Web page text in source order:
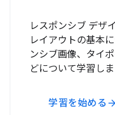
レスポンシブ デザ
レイアウトの基本
ンシブ画像、タイ
どについて学習しま
学習を始める arrow_forward